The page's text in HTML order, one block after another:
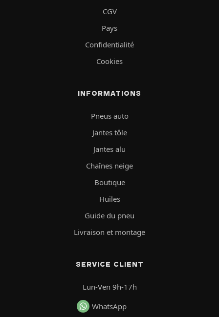
CGV
Pays
Confidentialité
Cookies
INFORMATIONS
Pneus auto
Jantes tôle
Jantes alu
Chaînes neige
Boutique
Huiles
Guide du pneu
Livraison et montage
SERVICE CLIENT
Lun-Ven 9h-17h
WhatsApp